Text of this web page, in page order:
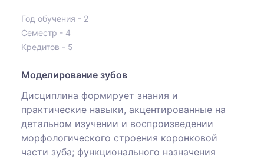
Год обучения - 2
Семестр - 4
Кредитов - 5
Моделирование зубов
Дисциплина формирует знания и
практические навыки, акцентированные на
детальном изучении и воспроизведении
морфологического строения коронковой
части зуба; функционального назначения